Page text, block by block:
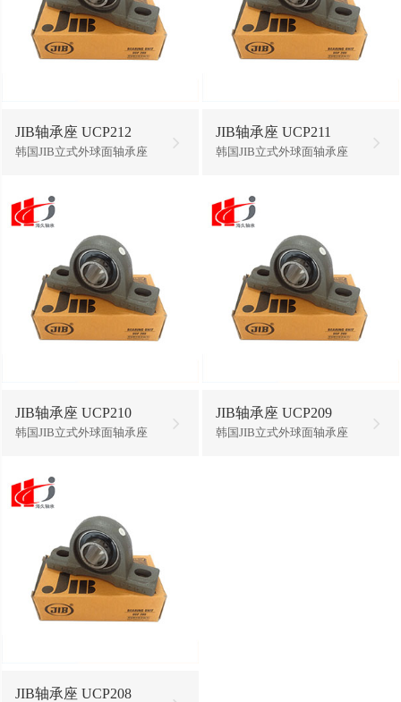
JIB轴承座 UCP212
韩国JIB立式外球面轴承座
JIB轴承座 UCP211
韩国JIB立式外球面轴承座
JIB轴承座 UCP210
韩国JIB立式外球面轴承座
JIB轴承座 UCP209
韩国JIB立式外球面轴承座
JIB轴承座 UCP208